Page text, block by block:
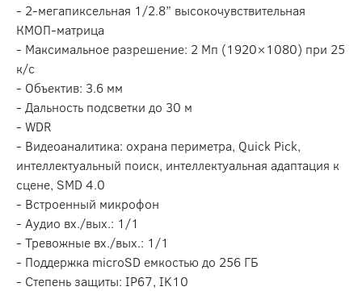
- 2-мегапиксельная 1/2.8” высокочувствительная
КМОП-матрица
- Максимальное разрешение: 2 Мп (1920×1080) при 25
к/с
- Объектив: 3.6 мм
- Дальность подсветки до 30 м
- WDR
- Видеоаналитика: охрана периметра, Quick Pick,
интеллектуальный поиск, интеллектуальная адаптация к
сцене, SMD 4.0
- Встроенный микрофон
- Аудио вх./вых.: 1/1
- Тревожные вх./вых.: 1/1
- Поддержка microSD емкостью до 256 ГБ
- Степень защиты: IP67, IK10